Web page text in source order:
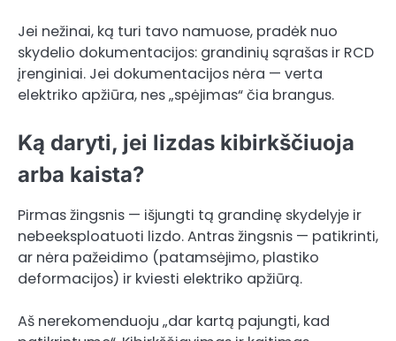
Jei nežinai, ką turi tavo namuose, pradėk nuo
skydelio dokumentacijos: grandinių sąrašas ir RCD
įrenginiai. Jei dokumentacijos nėra — verta
elektriko apžiūra, nes „spėjimas“ čia brangus.
Ką daryti, jei lizdas kibirkščiuoja
arba kaista?
Pirmas žingsnis — išjungti tą grandinę skydelyje ir
nebeeksploatuoti lizdo. Antras žingsnis — patikrinti,
ar nėra pažeidimo (patamsėjimo, plastiko
deformacijos) ir kviesti elektriko apžiūrą.
Aš nerekomenduoju „dar kartą pajungti, kad